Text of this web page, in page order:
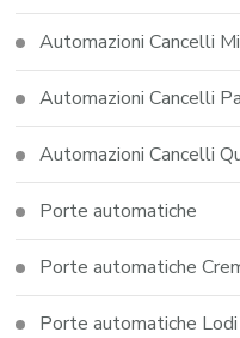
Automazioni Cancelli
Automazioni Cancelli
Automazioni Cancelli
Porte automatiche
Porte automatiche
Porte automatiche Lodi